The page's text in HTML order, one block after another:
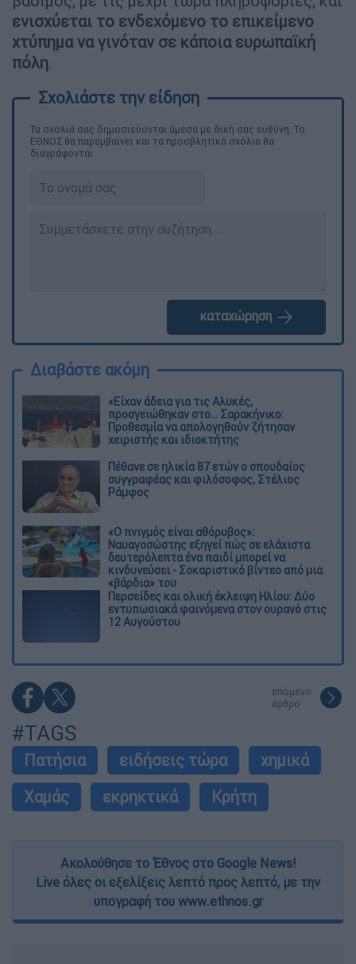
ενισχύεται το ενδεχόμενο το επικείμενο
χτύπημα να γινόταν σε κάποια ευρωπαϊκή
πόλη.
Τα σχολιά σας δημοσιεύονται άμεσα με δική σας ευθύνη. Το
ΕΘΝΟΣ θα παρεμβαίνει και τα προσβλητικά σχόλια θα
διαγράφονται
καταχώρηση
Διαβάστε ακόμη
«Είχαν άδεια για τις Αλυκές,
προσγειώθηκαν στο... Σαρακήνικο:
Προθεσμία να απολογηθούν ζήτησαν
χειριστής και ιδιοκτήτης
Πέθανε σε ηλικία 87 ετών ο σπουδαίος
συγγραφέας και φιλόσοφος, Στέλιος
Ράμφος
«Ο πνιγμός είναι αθόρυβος»:
Ναυαγοσώστης εξηγεί πώς σε ελάχιστα
δευτερόλεπτα ένα παιδί μπορεί να
κινδυνεύσει - Σοκαριστικό βίντεο από μια
«βάρδια» του
Περσείδες και ολική έκλειψη Ηλίου: Δύο
εντυπωσιακά φαινόμενα στον ουρανό στις
12 Αυγούστου
επόμενο
άρθρο
#TAGS
Πατήσια ειδήσεις τώρα
χημικά
Χαμάς
εκρηκτικά Κρήτη
Ακολούθησε το Έθνος στο Google News!
Live όλες οι εξελίξεις λεπτό προς λεπτό, με την
υπογραφή του www.ethnos.gr